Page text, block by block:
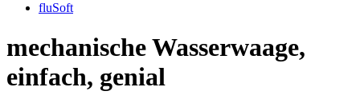
fluSoft
mechanische Wasserwaage,
einfach, genial